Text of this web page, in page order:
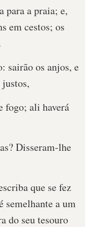
para a praia; e,
em cestos; os
sairão os anjos, e
justos,
fogo; ali haverá
Disseram-lhe
que se fez
semelhante a um
do seu tesouro